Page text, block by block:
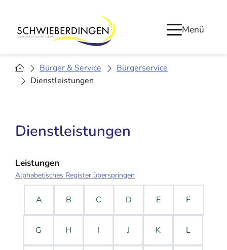
Menü
Bürger & Service
Bürgerservice
Dienstleistungen
Dienstleistungen
Leistungen
Alphabetisches Register überspringen
A B C D E F
G H I J K L